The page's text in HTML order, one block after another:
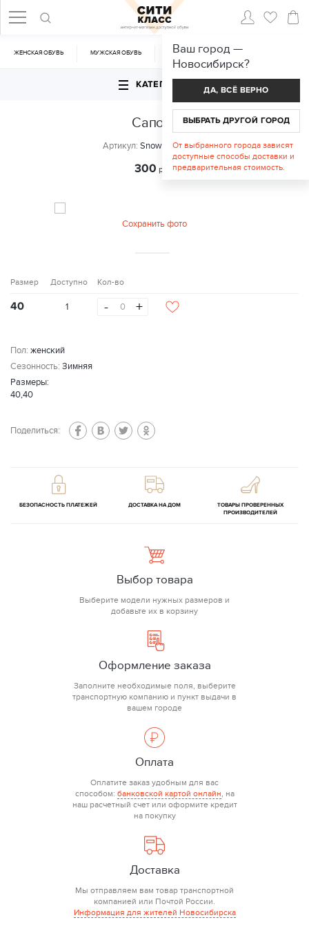
ЖЕНСКАЯ ОБУВЬ МУЖСКАЯ ОБУВЬ CУМКИ
КАТЕГОРИИ
Сапоги
Артикул: Snowboots Black
300 руб.
Сохранить фото
Размер Доступно Кол-во
40 1 - +
Пол: женский
Сезонность: Зимняя
Размеры:
40,40
Поделиться:
БЕЗОПАСНОСТЬ ПЛАТЕЖЕЙ ДОСТАВКА НА ДОМ
ТОВАРЫ ПРОВЕРЕННЫХ
ПРОИЗВОДИТЕЛЕЙ
Выбор товара
Выберите модели нужных размеров и
добавьте их в корзину
Оформление заказа
Заполните необходимые поля, выберите
транспортную компанию и пункт выдачи в
вашем городе
Оплата
Оплатите заказ удобным для вас
способом: банковской картой онлайн , на
наш расчетный счет или оформите кредит
на покупку
Доставка
Мы отправляем вам товар транспортной
компанией или Почтой России.
Информация для жителей Новосибирска
Ваш город —
Новосибирск?
ДА, ВСЁ ВЕРНО
ВЫБРАТЬ ДРУГОЙ ГОРОД
От выбранного города зависят
доступные способы доставки и
предварительная стоимость.